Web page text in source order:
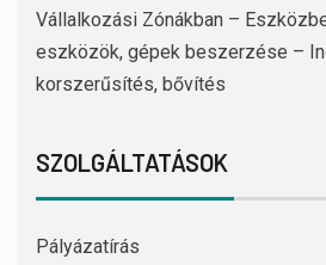
Vállalkozási Zónákban –
eszközök, gépek beszerzése –
korszerűsítés, bővítés
SZOLGÁLTATÁSOK
Pályázatírás